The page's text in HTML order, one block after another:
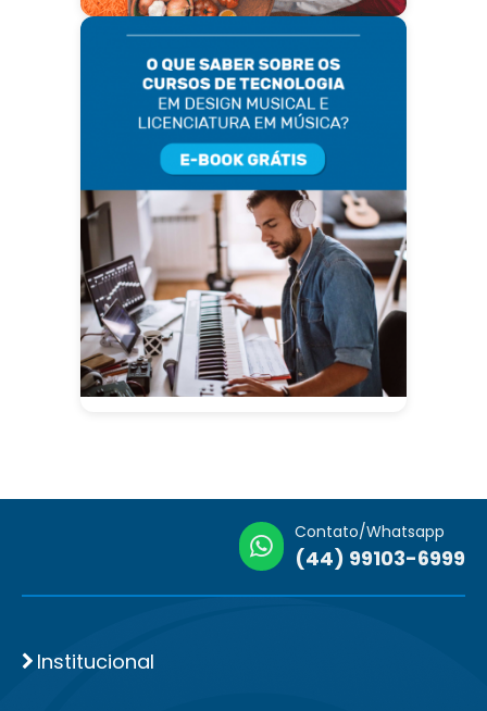
Contato/Whatsapp
(44) 99103-6999
Institucional